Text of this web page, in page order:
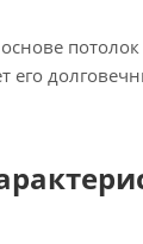
его